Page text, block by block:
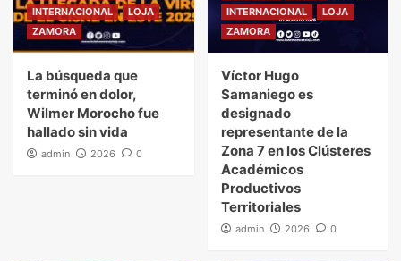
INTERNACIONAL
LOJA
ZAMORA
La búsqueda que
terminó en dolor,
Wilmer Morocho fue
hallado sin vida
admin 2026 0
INTERNACIONAL
LOJA
ZAMORA
Víctor Hugo
Samaniego es
designado
representante de la
Zona 7 en los Clústeres
Académicos
Productivos
Territoriales
admin 2026 0